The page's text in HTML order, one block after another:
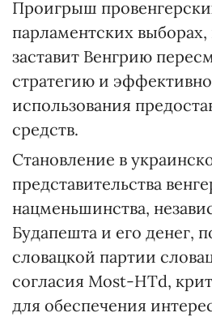
Проигрыш
парламентских
заставит Венгрию
стратегию и
использования
средств.
Становление в
представительства
нацменьшинства,
Будапешта и его денег,
словацкой партии
согласия Most-HТd,
для обеспечения